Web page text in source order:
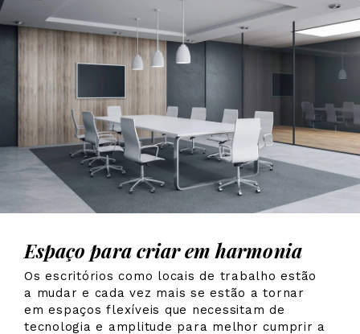
Espaço para criar em harmonia
Os escritórios como locais de trabalho estão
a mudar e cada vez mais se estão a tornar
em espaços flexíveis que necessitam de
tecnologia e amplitude para melhor cumprir a